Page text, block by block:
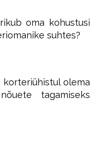
oma kohustusi
suhtes?
olema
tagamiseks